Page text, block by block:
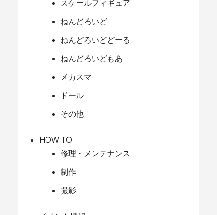
スケールフィギュア
ねんどろいど
ねんどろいどどーる
ねんどろいどもあ
メカスマ
ドール
その他
HOW TO
修理・メンテナンス
制作
撮影